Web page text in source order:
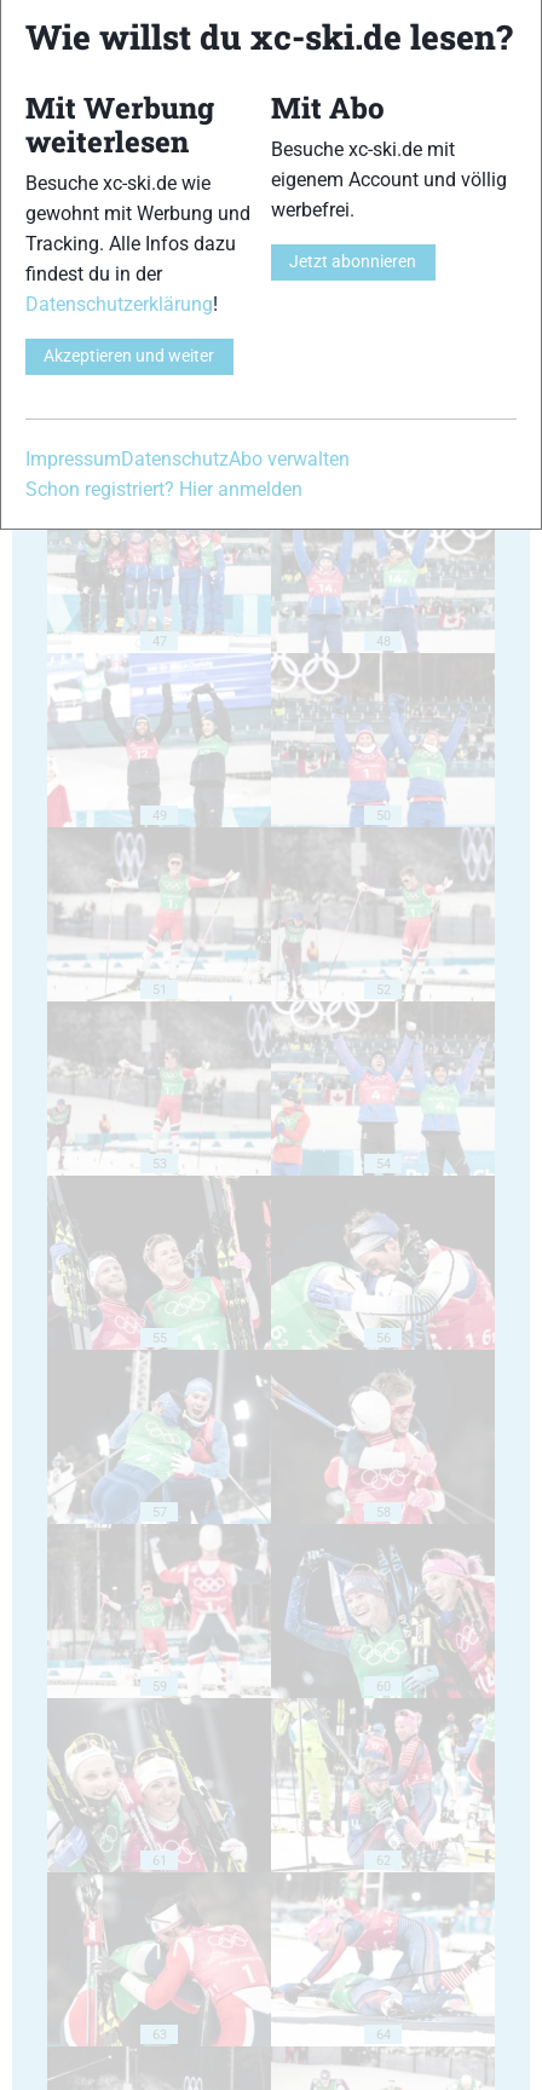
41 42
45
47 48
49 50
51 52
53 54
55 56
57 58
59 60
61 62
63 64
Wie willst du xc-ski.de lesen?
Mit Werbung
weiterlesen
Besuche xc-ski.de wie
gewohnt mit Werbung und
Tracking. Alle Infos dazu
findest du in der
Datenschutzerklärung!
Akzeptieren und weiter
Mit Abo
Besuche xc-ski.de mit
eigenem Account und völlig
werbefrei.
Jetzt abonnieren
Impressum DatenschutzAbo verwalten
Schon registriert? Hier anmelden